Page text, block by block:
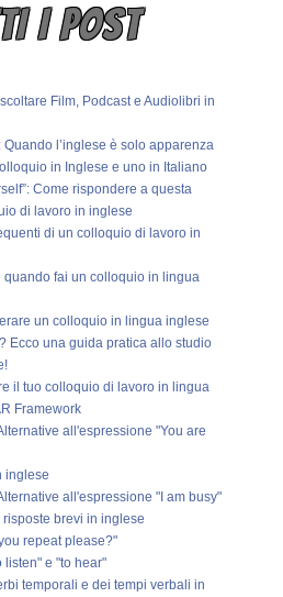
I POST
Film, Podcast e Audiolibri in
l’inglese è solo apparenza
in Inglese e uno in Italiano
Come rispondere a questa
di lavoro in inglese
di un colloquio di lavoro in
quando fai un colloquio in lingua
un colloquio in lingua inglese
Ecco una guida pratica allo studio
il tuo colloquio di lavoro in lingua
Framework
all'espressione "You are
inglese
all'espressione "I am busy"
brevi in inglese
repeat please?"
listen" e "to hear"
temporali e dei tempi verbali in